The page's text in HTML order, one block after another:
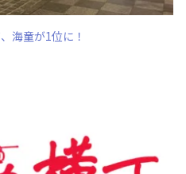
海童が1位に！